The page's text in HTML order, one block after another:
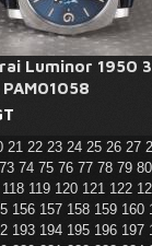
Luminor 1950 3
21 22 23 24 25 26 27
73 74 75 76 77 78 79
118 119 120 121 122
156 157 158 159 160
193 194 195 196 197